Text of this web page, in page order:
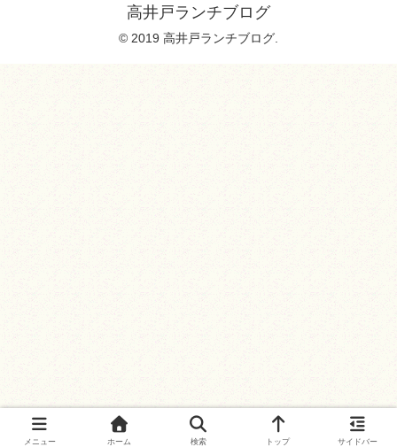
高井戸ランチブログ
© 2019 高井戸ランチブログ.
メニュー ホーム 検索 トップ サイドバー